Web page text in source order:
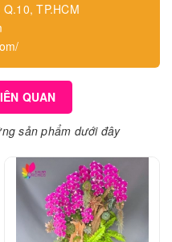
TP.HCM
QUAN
sản phẩm dưới đây